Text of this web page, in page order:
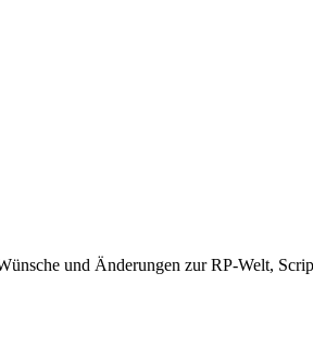
und Änderungen zur RP-Welt,